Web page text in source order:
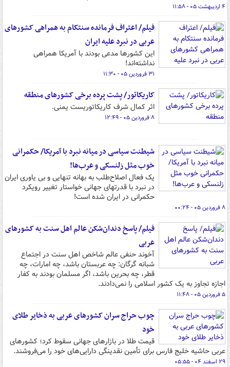
۴ اردیبهشت ۰۵ - ۱۱:۵۸
فیلم/ اعتراف فرمانده سنتکام به همراهی کشورهای
عربی در نبرد علیه ایران
این کشورها مدعی بودند با آمریکا همراهی
نداشته‌اند!
۳۱ فروردین ۰۵ - ۱۱:۳۰
کاریکاتور/ پشت پرده برخی کشورهای منطقه
اثر کمال شرف کاریکاتوریست یمنی.
۸ فروردین ۰۵ - ۱۲:۴۹
شیطنت سیاسی در میانه نبرد با آمریکا/ حکمرانی
خوب مثل زلنسکی و عرب‌ها!
یک فعال اصلاح‌طلب به بهانه تنهایی و بی یاوری ایران
در نبرد با قدرتهای جهانی خواستار تغییر رویکرد
حکمرانی در ایران شده است!
۸ فروردین ۰۵ - ۰۰:۲۴
فیلم/ پاسخ دندان‌شکن عالم اهل سنت به کشورهای
عربی
آخوند حنفی عالم شاخص اهل سنت‌ در اجتماع
شبانه گرگان: چه عربستان باشد، چه امارات، چه
قطر، چه بحرین باشد، اگر مسلمان بودند به کفار
اجازه تجاوز به یک کشور اسلامی را نمی‌دادند.
۵ فروردین ۰۵ - ۱۱:۴۸
چوب حراج سران کشورهای عربی به ذخایر طلای
خود
قیمت طلا در بازارهای جهانی سقوط کرد؛ کشورهای
عربی حاشیه خلیج فارس برای تأمین نقدینگی دارایی‌های خود را می‌فروشند.
۲۹ اسفند ۰۴ - ۰۵:۵۵